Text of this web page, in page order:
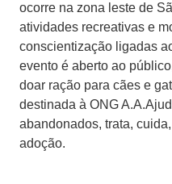
ocorre na zona leste de
atividades recreativas e
conscientização ligadas
evento é aberto ao
doar ração para cães e
destinada à ONG
abandonados, trata,
adoção.